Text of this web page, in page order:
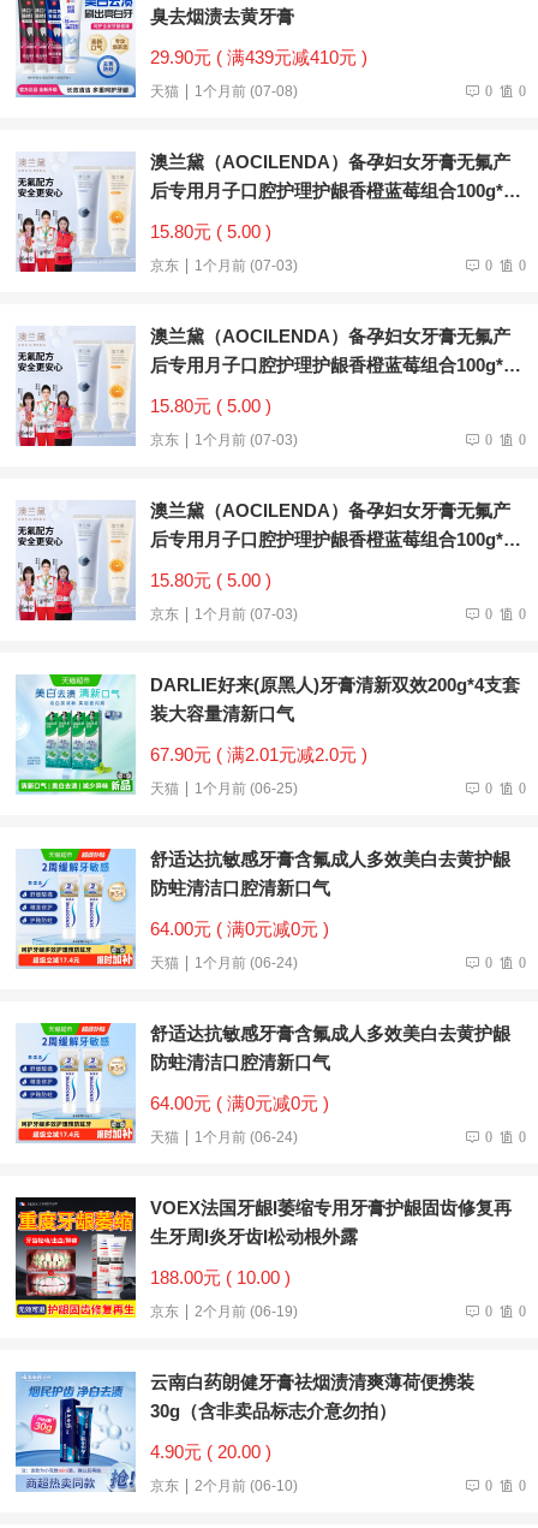
臭去烟渍去黄牙膏
29.90元 ( 满439元减410元 )
天猫 1个月前 (07-08) 0 0
澳兰黛（AOCILENDA）备孕妇女牙膏无氟产
后专用月子口腔护理护龈香橙蓝莓组合100g*2
15.80元 ( 5.00 )
京东 1个月前 (07-03) 0 0
澳兰黛（AOCILENDA）备孕妇女牙膏无氟产
后专用月子口腔护理护龈香橙蓝莓组合100g*2
15.80元 ( 5.00 )
京东 1个月前 (07-03) 0 0
澳兰黛（AOCILENDA）备孕妇女牙膏无氟产
后专用月子口腔护理护龈香橙蓝莓组合100g*2
15.80元 ( 5.00 )
京东 1个月前 (07-03) 0 0
DARLIE好来(原黑人)牙膏清新双效200g*4支套
装大容量清新口气
67.90元 ( 满2.01元减2.0元 )
天猫 1个月前 (06-25) 0 0
舒适达抗敏感牙膏含氟成人多效美白去黄护龈
防蛀清洁口腔清新口气
64.00元 ( 满0元减0元 )
天猫 1个月前 (06-24) 0 0
舒适达抗敏感牙膏含氟成人多效美白去黄护龈
防蛀清洁口腔清新口气
64.00元 ( 满0元减0元 )
天猫 1个月前 (06-24) 0 0
VOEX法国牙龈I萎缩专用牙膏护龈固齿修复再
生牙周I炎牙齿I松动根外露
188.00元 ( 10.00 )
京东 2个月前 (06-19) 0 0
云南白药朗健牙膏祛烟渍清爽薄荷便携装
30g（含非卖品标志介意勿拍）
4.90元 ( 20.00 )
京东 2个月前 (06-10) 0 0